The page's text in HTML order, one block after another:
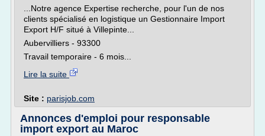
...Notre agence Expertise recherche, pour l'un de nos
clients spécialisé en logistique un Gestionnaire Import
Export H/F situé à Villepinte...
Aubervilliers - 93300
Travail temporaire - 6 mois...
Lire la suite
Site : parisjob.com
Annonces d'emploi pour responsable
import export au Maroc